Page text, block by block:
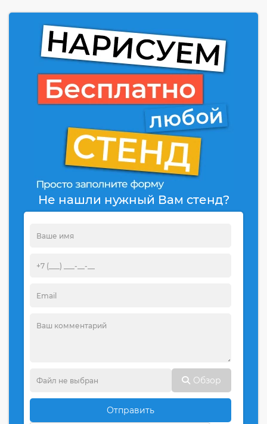
Не нашли нужный Вам стенд?
Обзор
Отправить